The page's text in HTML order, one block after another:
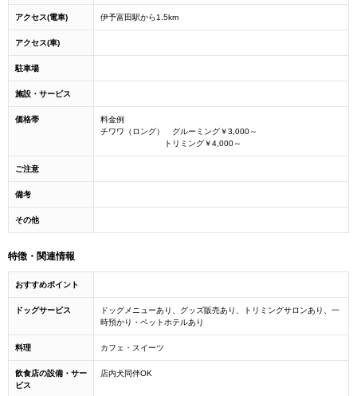
アクセス(電車) 伊予富田駅から1.5km
アクセス(車)
駐車場
施設・サービス
価格帯
料金例
チワワ（ロング） グルーミング￥3,000～
トリミング￥4,000～
ご注意
備考
その他
特徴・関連情報
おすすめポイント
ドッグサービス
ドッグメニューあり、グッズ販売あり、トリミングサロンあり、一
時預かり・ペットホテルあり
料理 カフェ・スイーツ
飲食店の設備・サー
ビス
店内犬同伴OK